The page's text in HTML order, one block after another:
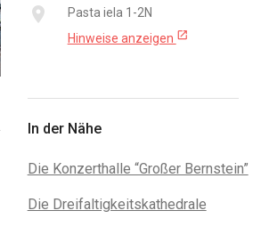
place
Pasta iela 1-2N
Hinweise anzeigen open_in_new
In der Nähe
Die Konzerthalle “Großer Bernstein”
Die Dreifaltigkeitskathedrale